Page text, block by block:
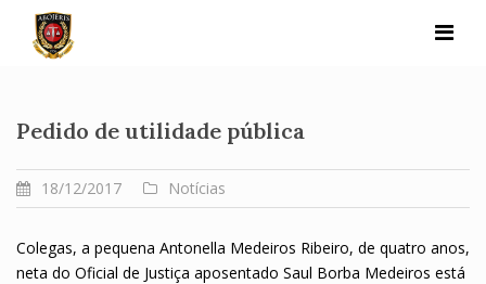
content
Pedido de utilidade pública
18/12/2017 Notícias
Colegas, a pequena Antonella Medeiros Ribeiro, de quatro anos,
neta do Oficial de Justiça aposentado Saul Borba Medeiros está